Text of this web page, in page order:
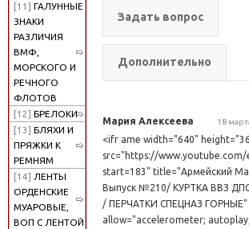
[11] ГАЛУННЫЕ
ЗНАКИ
РАЗЛИЧИЯ
ВМФ,
МОРСКОГО И
РЕЧНОГО
ФЛОТОВ
[12] БРЕЛОКИ
[13] БЛЯХИ И
ПРЯЖКИ К
РЕМНЯМ
[14] ЛЕНТЫ
ОРДЕНСКИЕ
МУАРОВЫЕ,
ВОП С ЛЕНТОЙ
Задать вопрос
Дополнительно
Мария Алексеева 18
<ifr ame width="640"
src="https://www.youtube.com/
start=183" title="Армейский
Выпуск №210/ КУРТКА ВВЗ
/ ПЕРЧАТКИ СПЕЦНАЗ ГОРНЫЕ"
allow="accelerometer;